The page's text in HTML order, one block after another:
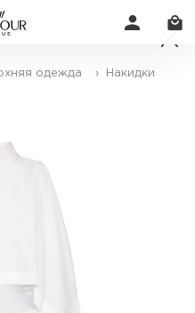
одежда › Накидки